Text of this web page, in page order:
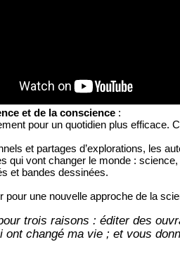
et de la conscience :
pour un quotidien plus
et partages d’explorations, les
qui vont changer le monde :
et bandes dessinées.
une nouvelle approche de la
trois raisons : éditer des
changé ma vie ; et vous